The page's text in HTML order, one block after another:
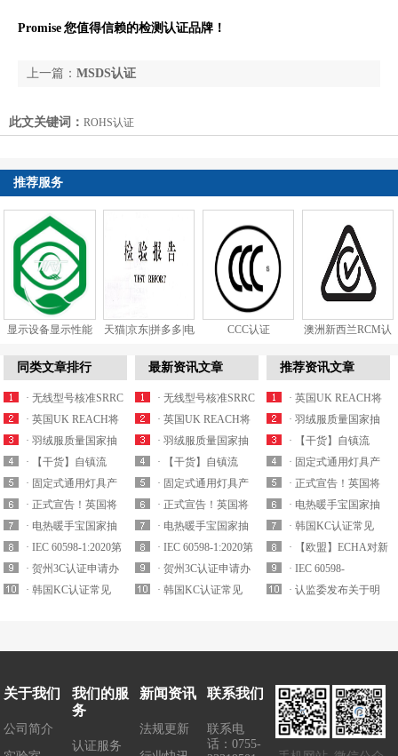
Promise 您值得信赖的检测认证品牌！
上一篇： MSDS认证
此文关键词： ROHS认证
推荐服务
显示设备显示性能
天猫|京东|拼多多|电
CCC认证
澳洲新西兰RCM认
同类文章排行
· 无线型号核准SRRC
认证最新产品...
· 英国UK REACH将
于2021年实施...
· 羽绒服质量国家抽
查细则内容解析
· 【干货】自镇流
LED灯产品国家监...
· 固定式通用灯具产
品质量国抽要求解...
· 正式宣告！英国将
拒绝承认CE认证...
· 电热暖手宝国家抽
查实施细则要求解...
· IEC 60598-1:2020第
九版已于2020...
· 贺州3C认证申请办
理机构
· 韩国KC认证常见
最新资讯文章
· 无线型号核准SRRC
认证最新产品...
· 英国UK REACH将
于2021年实施...
· 羽绒服质量国家抽
查细则内容解析
· 【干货】自镇流
LED灯产品国家监...
· 固定式通用灯具产
品质量国抽要求解...
· 正式宣告！英国将
拒绝承认CE认证...
· 电热暖手宝国家抽
查实施细则要求解...
· IEC 60598-1:2020第
九版已于2020...
· 贺州3C认证申请办
理机构
· 韩国KC认证常见
推荐资讯文章
· 英国UK REACH将
于2021年实施...
· 羽绒服质量国家抽
查细则内容解析
· 【干货】自镇流
LED灯产品国家监...
· 固定式通用灯具产
品质量国抽要求解...
· 正式宣告！英国将
拒绝承认CE认证...
· 电热暖手宝国家抽
查实施细则要求解...
· 韩国KC认证常见
EMC电磁兼容标...
· 【欧盟】ECHA对新
一批潜在的S...
· IEC 60598-
1:20202020年8月17号
· 认监委发布关于明
关于我们
公司简介
我们的服
务
认证服务
新闻资讯
法规更新
联系我们
联系电
话：0755-